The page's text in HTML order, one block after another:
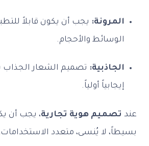
المرونة: يجب أن يكون قابلاً
الوسائط والأحجام.
الجاذبية: تصميم الشعار الجذاب
إيجابياً أولياً.
عند تصميم هوية تجارية، يجب أن
بسيطاً، لا يُنسى، متعدد